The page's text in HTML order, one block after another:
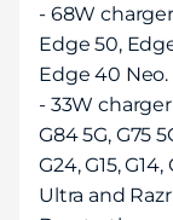
- 68W
Edge 50,
Edge 40 Neo.
- 33W
G84 5G, G75
G24, G15,
Ultra and